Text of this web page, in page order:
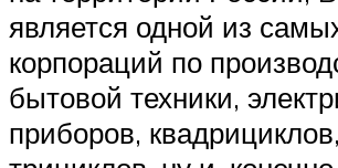
является одной из
корпораций по
бытовой техники,
приборов, квадрициклов,